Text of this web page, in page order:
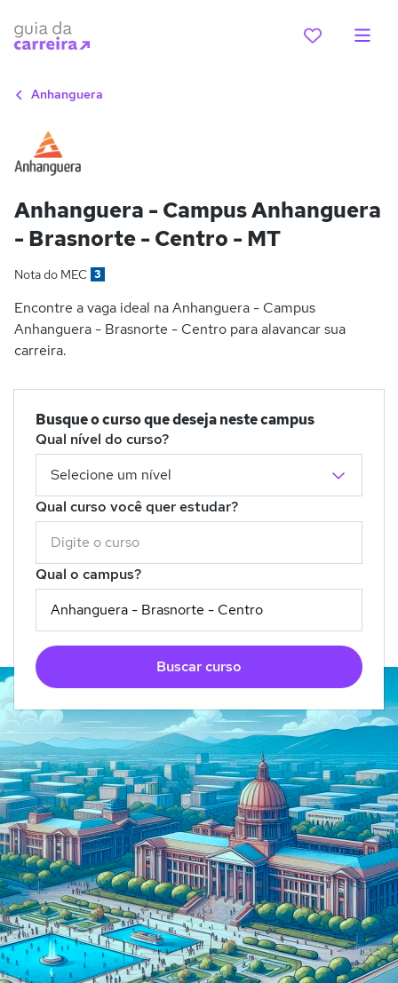
Anhanguera
Anhanguera - Campus Anhanguera
- Brasnorte - Centro - MT
Nota do MEC 3
Encontre a vaga ideal na Anhanguera - Campus
Anhanguera - Brasnorte - Centro para alavancar sua
carreira.
Busque o curso que deseja neste campus
Qual nível do curso?
Qual curso você quer estudar?
Qual o campus?
Buscar curso